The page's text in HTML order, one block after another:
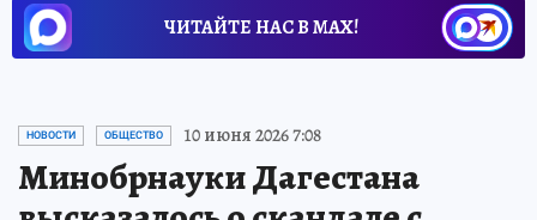
ЧИТАЙТЕ НАС В МАХ!
НОВОСТИ ОБЩЕСТВО 10 июня 2026 7:08
Минобрнауки Дагестана